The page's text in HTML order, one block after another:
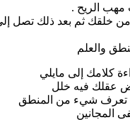
الريح .
خلقك ثم بعد ذلك تصل
والعلم
كلامك إلى مايلي
عقلك فيه خلل
تعرف شيء من المنطق
المجانين